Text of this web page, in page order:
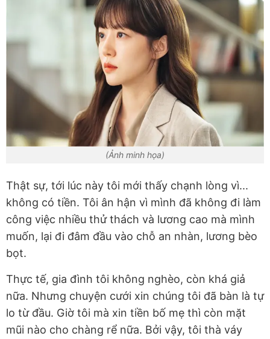
(Ảnh minh họa)
Thật sự, tới lúc này tôi mới thấy chạnh lòng vì...
không có tiền. Tôi ân hận vì mình đã không đi làm
công việc nhiều thử thách và lương cao mà mình
muốn, lại đi đâm đầu vào chỗ an nhàn, lương bèo
bọt.
Thực tế, gia đình tôi không nghèo, còn khá giả
nữa. Nhưng chuyện cưới xin chúng tôi đã bàn là tự
lo từ đầu. Giờ tôi mà xin tiền bố mẹ thì còn mặt
mũi nào cho chàng rể nữa. Bởi vậy, tôi thà váy